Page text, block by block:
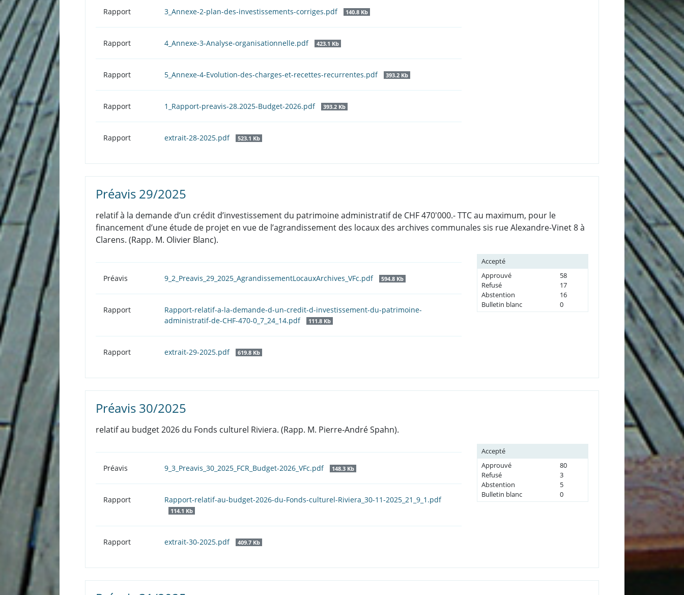
Rapport 3_Annexe-2-plan-des-investissements-corriges.pdf 140.8 Kb
Rapport 4_Annexe-3-Analyse-organisationnelle.pdf 423.1 Kb
Rapport 5_Annexe-4-Evolution-des-charges-et-recettes-recurrentes.pdf 393.2 Kb
Rapport 1_Rapport-preavis-28.2025-Budget-2026.pdf 393.2 Kb
Rapport extrait-28-2025.pdf 523.1 Kb
Préavis 29/2025
relatif à la demande d’un crédit d’investissement du patrimoine administratif de CHF 470'000.- TTC au maximum, pour le
financement d’une étude de projet en vue de l’agrandissement des locaux des archives communales sis rue Alexandre-Vinet 8 à
Clarens. (Rapp. M. Olivier Blanc).
Préavis 9_2_Preavis_29_2025_AgrandissementLocauxArchives_VFc.pdf 594.8 Kb
Rapport
Rapport-relatif-a-la-demande-d-un-credit-d-investissement-du-patrimoine-
administratif-de-CHF-470-0_7_24_14.pdf
111.8 Kb
Rapport extrait-29-2025.pdf 619.8 Kb
Accepté
Approuvé
58
Refusé
17
Abstention
16
Bulletin blanc
0
Préavis 30/2025
relatif au budget 2026 du Fonds culturel Riviera. (Rapp. M. Pierre‑André Spahn).
Préavis 9_3_Preavis_30_2025_FCR_Budget-2026_VFc.pdf 148.3 Kb
Rapport Rapport-relatif-au-budget-2026-du-Fonds-culturel-Riviera_30-11-2025_21_9_1.pdf
114.1 Kb
Rapport extrait-30-2025.pdf 409.7 Kb
Accepté
Approuvé
80
Refusé
3
Abstention
5
Bulletin blanc
0